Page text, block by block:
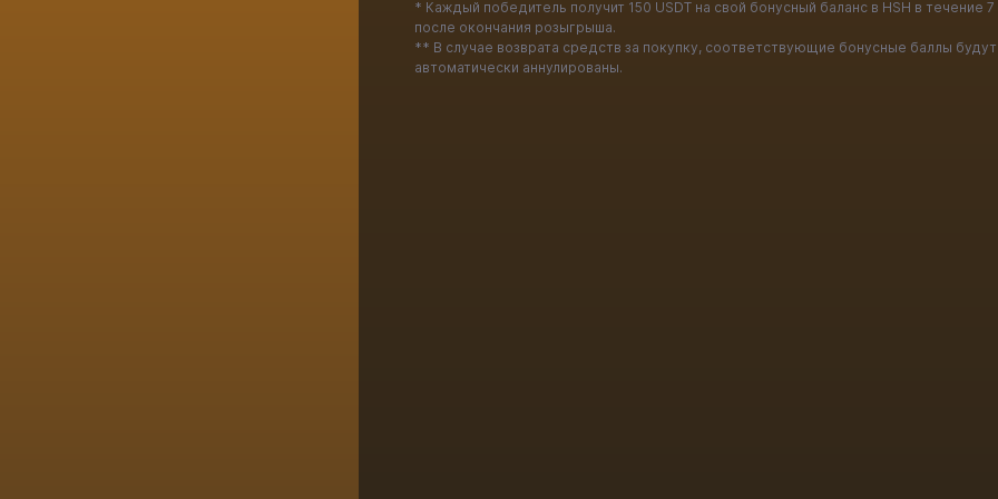
* Каждый победитель получит 150 USDT на свой бонусный баланс в HSH в течение
после окончания розыгрыша.
** В случае возврата средств за покупку, соответствующие бонусные баллы будут
автоматически аннулированы.